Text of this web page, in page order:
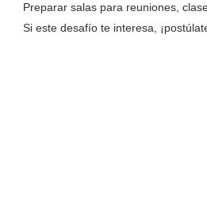
Preparar salas para reuniones,
Si este desafío te interesa,